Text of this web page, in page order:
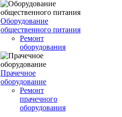
Оборудование
общественного питания
Ремонт
оборудования
Прачечное
оборудование
Ремонт
прачечного
оборудования